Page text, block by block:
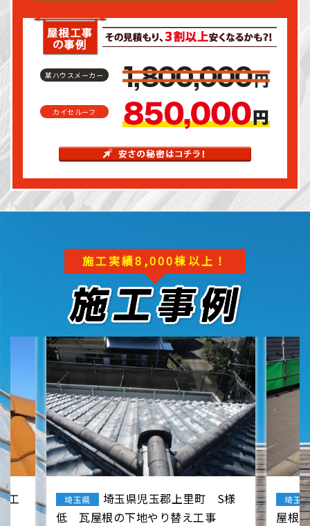
某ハウスメーカー
カイセルーフ
施工実績8,000棟以上！
様 埼玉県
本庄市 Y様邸 スレート
屋根葺き替え工事
埼玉
樋詰